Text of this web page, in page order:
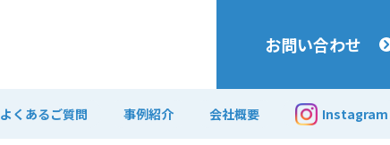
お問い合わせ
よくあるご質問 事例紹介 会社概要 Instagram